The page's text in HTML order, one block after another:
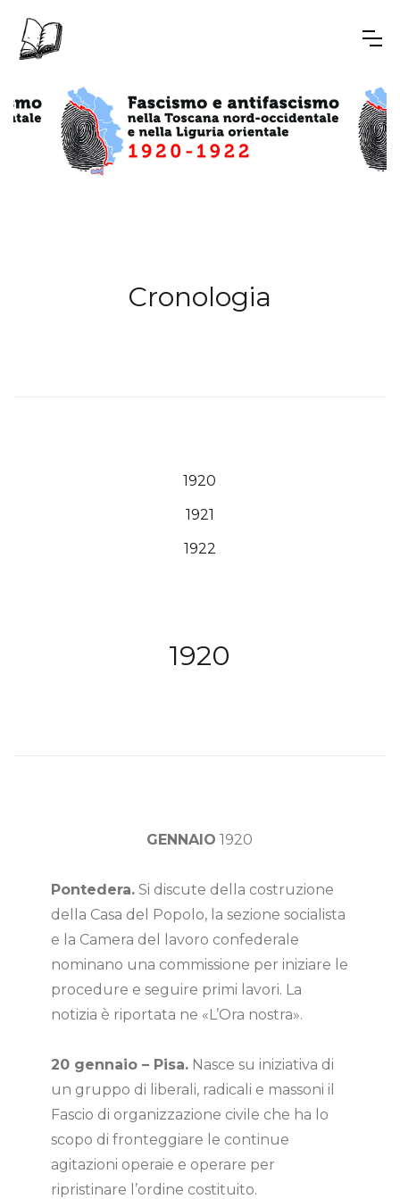
Cronologia
1920
1921
1922
1920
GENNAIO 1920
Pontedera.Si discute della costruzione
della Casa del Popolo, la sezione socialista
e la Camera del lavoro confederale
nominano una commissione per iniziare le
procedure e seguire primi lavori. La
notizia è riportata ne «L’Ora nostra».
20 gennaio – Pisa.Nasce su iniziativa di
un gruppo di liberali, radicali e massoni il
Fascio di organizzazione civile che ha lo
scopo di fronteggiare le continue
agitazioni operaie e operare per
ripristinare l’ordine costituito.